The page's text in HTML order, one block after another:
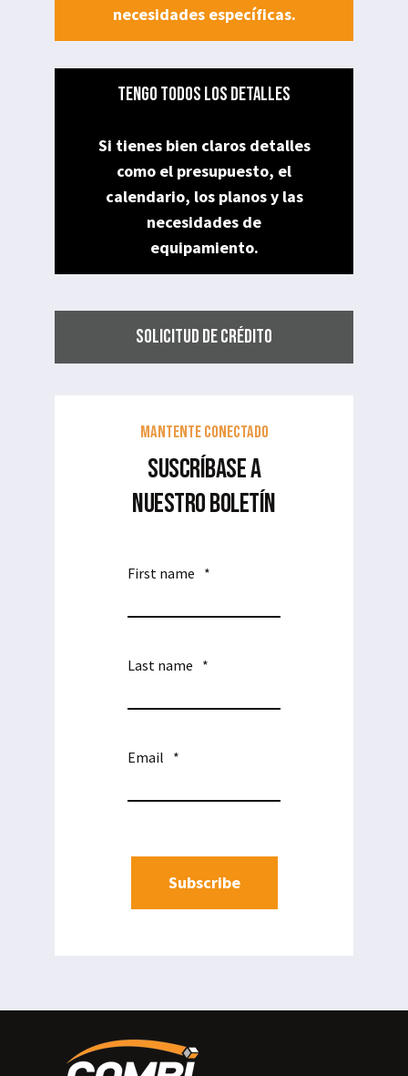
necesidades específicas.
TENGO TODOS LOS DETALLES
Si tienes bien claros detalles
como el presupuesto, el
calendario, los planos y las
necesidades de
equipamiento.
SOLICITUD DE CRÉDITO
Mantente conectado
SUSCRÍBASE A
NUESTRO BOLETÍN
First name *
Last name *
Email *